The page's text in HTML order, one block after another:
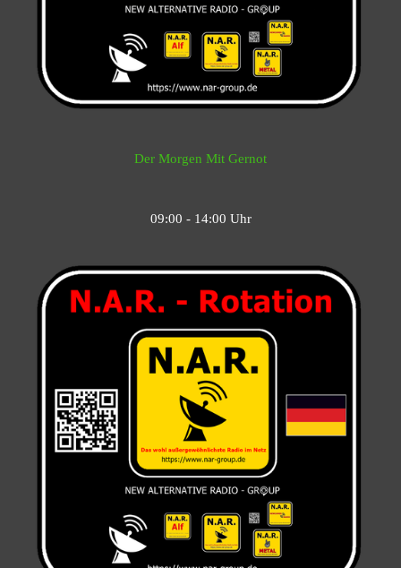
Der Morgen Mit Gernot
09:00 - 14:00 Uhr